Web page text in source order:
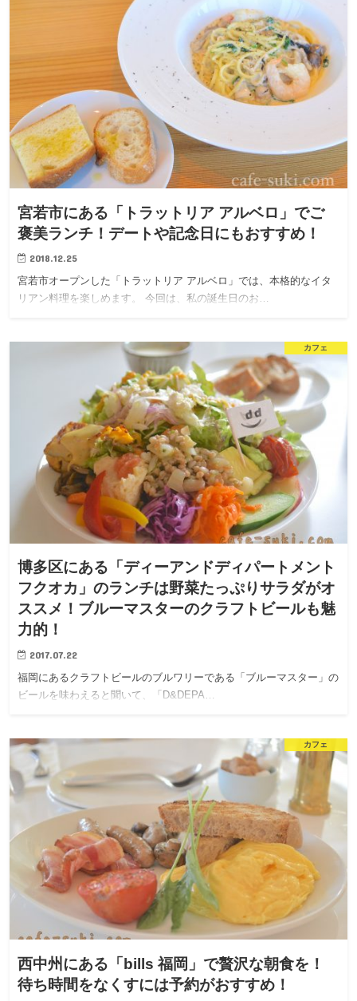
宮若市にある「トラットリア アルベロ」でご
褒美ランチ！デートや記念日にもおすすめ！
2018.12.25
宮若市オープンした「トラットリア アルベロ」では、本格的なイタ
リアン料理を楽しめます。 今回は、私の誕生日のお…
カフェ
博多区にある「ディーアンドディパートメント
フクオカ」のランチは野菜たっぷりサラダがオ
ススメ！ブルーマスターのクラフトビールも魅
力的！
2017.07.22
福岡にあるクラフトビールのブルワリーである「ブルーマスター」の
ビールを味わえると聞いて、「D&DEPA…
カフェ
西中州にある「bills 福岡」で贅沢な朝食を！
待ち時間をなくすには予約がおすすめ！